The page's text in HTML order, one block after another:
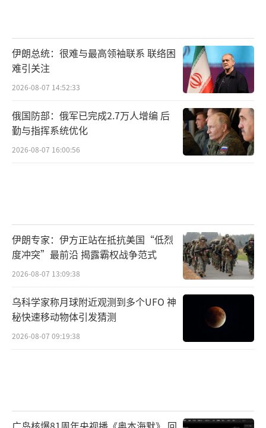
伊朗总统：很难与最高领袖联系 联络困
难引关注
2026-08-07 14:52:33
俄国防部：俄军已完成2.7万人增编 后
勤与指挥系统优化
2026-08-07 16:00:56
伊朗专家：伊方正站在抵抗美国“低烈
度冲突”最前沿 揭露霸权战争范式
2026-08-07 13:09:38
乌科学家称月球附近观测到多个UFO 神
秘快速移动物体引发猜测
2026-08-07 09:19:38